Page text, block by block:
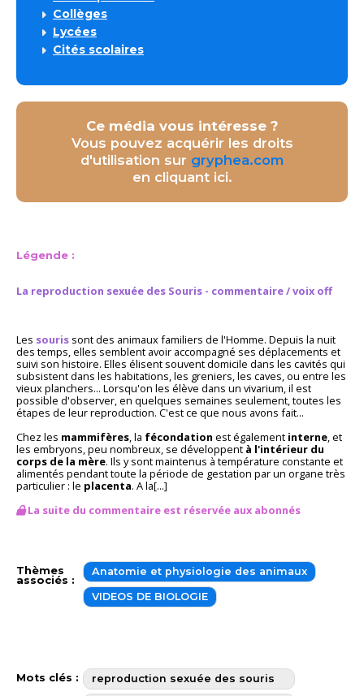
Collèges
Lycées
Cités scolaires
Ce média vous intéresse ?
Vous pouvez acquérir les droits
d'utilisation sur gryphea.com
en cliquant ici.
Légende :
La reproduction sexuée des Souris - commentaire / voix off
Les souris sont des animaux familiers de l'Homme. Depuis la nuit
des temps, elles semblent avoir accompagné ses déplacements et
suivi son histoire. Elles élisent souvent domicile dans les cavités qui
subsistent dans les habitations, les greniers, les caves, ou entre les
vieux planchers... Lorsqu'on les élève dans un vivarium, il est
possible d'observer, en quelques semaines seulement, toutes les
étapes de leur reproduction. C'est ce que nous avons fait...
Chez les mammifères , la fécondation est également interne , et
les embryons, peu nombreux, se développent à l'intérieur du
corps de la mère. Ils y sont maintenus à température constante et
alimentés pendant toute la période de gestation par un organe très
particulier : le placenta. A la[...]
La suite du commentaire est réservée aux abonnés
Thèmes
associés :
Anatomie et physiologie des animaux
VIDEOS DE BIOLOGIE
Mots clés : reproduction sexuée des souris